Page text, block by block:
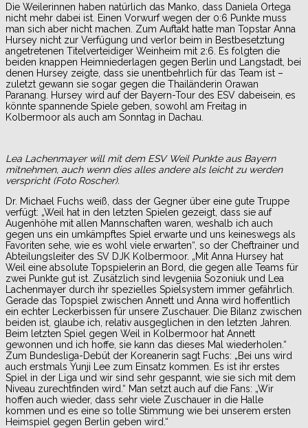
Die Weilerinnen haben natürlich das Manko, dass Daniela Ortega
nicht mehr dabei ist. Einen Vorwurf wegen der 0:6 Punkte muss
man sich aber nicht machen. Zum Auftakt hatte man Topstar Anna
Hursey nicht zur Verfügung und verlor beim in Bestbesetztung
angetretenen Titelverteidiger Weinheim mit 2:6. Es folgten die
beiden knappen Heimniederlagen gegen Berlin und Langstadt, bei
denen Hursey zeigte, dass sie unentbehrlich für das Team ist –
zuletzt gewann sie sogar gegen die Thailänderin Orawan
Paranang. Hursey wird auf der Bayern-Tour des ESV dabeisein, es
könnte spannende Spiele geben, sowohl am Freitag in
Kolbermoor als auch am Sonntag in Dachau.
Lea Lachenmayer will mit dem ESV Weil Punkte aus Bayern
mitnehmen, auch wenn dies alles andere als leicht zu werden
verspricht (Foto Roscher).
Dr. Michael Fuchs weiß, dass der Gegner über eine gute Truppe
verfügt: „Weil hat in den letzten Spielen gezeigt, dass sie auf
Augenhöhe mit allen Mannschaften waren, weshalb ich auch
gegen uns ein umkämpftes Spiel erwarte und uns keineswegs als
Favoriten sehe, wie es wohl viele erwarten“, so der Cheftrainer und
Abteilungsleiter des SV DJK Kolbermoor. „Mit Anna Hursey hat
Weil eine absolute Topspielerin an Bord, die gegen alle Teams für
zwei Punkte gut ist. Zusätzlich sind Ievgeniia Sozoniuk und Lea
Lachenmayer durch ihr spezielles Spielsystem immer gefährlich.
Gerade das Topspiel zwischen Annett und Anna wird hoffentlich
ein echter Leckerbissen für unsere Zuschauer. Die Bilanz zwischen
beiden ist, glaube ich, relativ ausgeglichen in den letzten Jahren.
Beim letzten Spiel gegen Weil in Kolbermoor hat Annett
gewonnen und ich hoffe, sie kann das dieses Mal wiederholen.“
Zum Bundesliga-Debüt der Koreanerin sagt Fuchs: „Bei uns wird
auch erstmals Yunji Lee zum Einsatz kommen. Es ist ihr erstes
Spiel in der Liga und wir sind sehr gespannt, wie sie sich mit dem
Niveau zurechtfinden wird.“ Man setzt auch auf die Fans: „Wir
hoffen auch wieder, dass sehr viele Zuschauer in die Halle
kommen und es eine so tolle Stimmung wie bei unserem ersten
Heimspiel gegen Berlin geben wird.“